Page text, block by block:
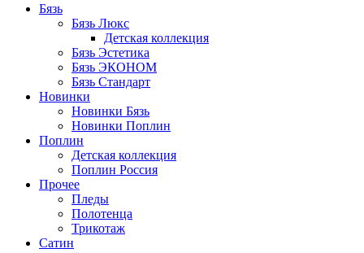
Бязь
Бязь Люкс
Детская коллекция
Бязь Эстетика
Бязь ЭКОНОМ
Бязь Стандарт
Новинки
Новинки Бязь
Новинки Поплин
Поплин
Детская коллекция
Поплин Россия
Прочее
Пледы
Полотенца
Трикотаж
Сатин